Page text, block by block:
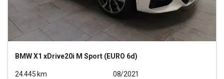
BMWX1 xDrive20i M Sport (EURO 6d)
24.445 km
08/2021